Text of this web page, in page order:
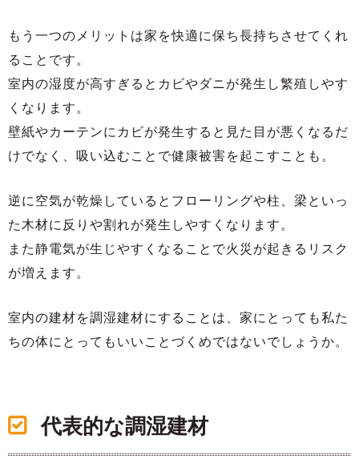
もう一つのメリットは家を快適に保ち長持ちさせてくれ
ることです。
室内の湿度が高すぎるとカビやダニが発生し繁殖しやす
くなります。
壁紙やカーテンにカビが発生すると見た目が悪くなるだ
けでなく、吸い込むことで健康被害を起こすことも。
逆に空気が乾燥しているとフローリングや柱、梁といっ
た木材に反りや割れが発生しやすくなります。
また静電気が生じやすくなることで火災が起きるリスク
が増えます。
室内の建材を調湿建材にすることは、家にとっても私た
ちの体にとってもいいことづくめではないでしょうか。
代表的な調湿建材